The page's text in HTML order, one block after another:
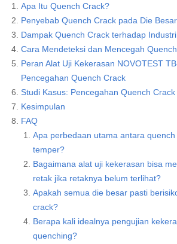
Apa Itu Quench Crack?
Penyebab Quench Crack pada Die Besar
Dampak Quench Crack terhadap
Cara Mendeteksi dan Mencegah
Peran Alat Uji Kekerasan NOVOTEST
Pencegahan Quench Crack
Studi Kasus: Pencegahan Quench
Kesimpulan
FAQ
Apa perbedaan utama antara
temper?
Bagaimana alat uji kekerasan bisa
retak jika retaknya belum terlihat?
Apakah semua die besar pasti
crack?
Berapa kali idealnya pengujian
quenching?